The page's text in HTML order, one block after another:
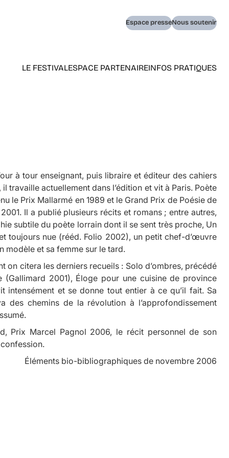
Navigation
LE FESTIVALESPACE PARTENAIREINFOS PRATIQUES
Navigation
Espace presseNous soutenir
à tour enseignant, puis libraire et éditeur des cahiers
travaille actuellement dans l’édition et vit à Paris. Poète
le Prix Mallarmé en 1989 et le Grand Prix de Poésie de
Il a publié plusieurs récits et romans ; entre autres,
subtile du poète lorrain dont il se sent très proche, Un
toujours nue (rééd. Folio 2002), un petit chef-d’œuvre
modèle et sa femme sur le tard.
on citera les derniers recueils : Solo d’ombres, précédé
(Gallimard 2001), Éloge pour une cuisine de province
et se donne tout entier à ce qu’il fait. Sa
chemins de la révolution à l’approfondissement
Prix Marcel Pagnol 2006, le récit personnel de son
Éléments bio-bibliographiques de novembre 2006